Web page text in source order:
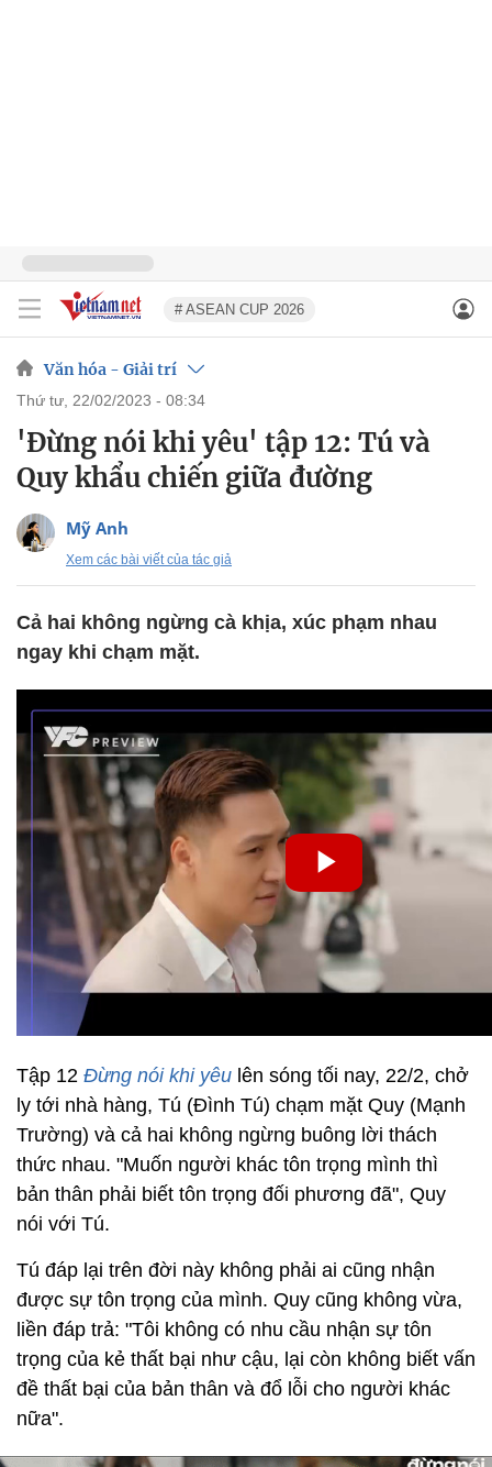
# ASEAN CUP 2026
Văn hóa - Giải trí
thứ tư, 22/02/2023 - 08:34
'Đừng nói khi yêu' tập 12: Tú và
Quy khẩu chiến giữa đường
Mỹ Anh
Xem các bài viết của tác giả
Cả hai không ngừng cà khịa, xúc phạm nhau
ngay khi chạm mặt.
Tập 12 Đừng nói khi yêu lên sóng tối nay, 22/2, chở
ly tới nhà hàng, Tú (Đình Tú) chạm mặt Quy (Mạnh
Trường) và cả hai không ngừng buông lời thách
thức nhau. "Muốn người khác tôn trọng mình thì
bản thân phải biết tôn trọng đối phương đã", Quy
nói với Tú.
Tú đáp lại trên đời này không phải ai cũng nhận
được sự tôn trọng của mình. Quy cũng không vừa,
liền đáp trả: "Tôi không có nhu cầu nhận sự tôn
trọng của kẻ thất bại như cậu, lại còn không biết vấn
đề thất bại của bản thân và đổ lỗi cho người khác
nữa".